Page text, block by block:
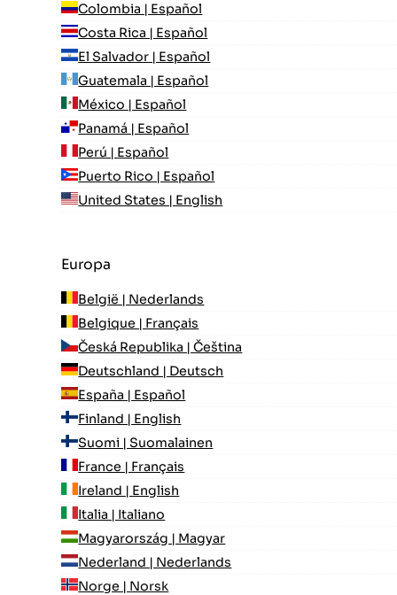
Colombia | Español
Costa Rica | Español
El Salvador | Español
Guatemala | Español
México | Español
Panamá | Español
Perú | Español
Puerto Rico | Español
United States | English
Europa
België | Nederlands
Belgique | Français
Česká Republika | Čeština
Deutschland | Deutsch
España | Español
Finland | English
Suomi | Suomalainen
France | Français
Ireland | English
Italia | Italiano
Magyarország | Magyar
Nederland | Nederlands
Norge | Norsk